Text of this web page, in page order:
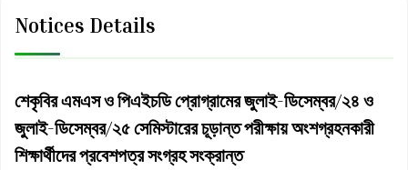
Notices Details
শেকৃবির এমএস ও পিএইচডি প্রোগ্রামের জুলাই-ডিসেম্বর/২৪ ও
জুলাই-ডিসেম্বর/২৫ সেমিস্টারের চূড়ান্ত পরীক্ষায় অংশগ্রহনকারী
শিক্ষার্থীদের প্রবেশপত্র সংগ্রহ সংক্রান্ত